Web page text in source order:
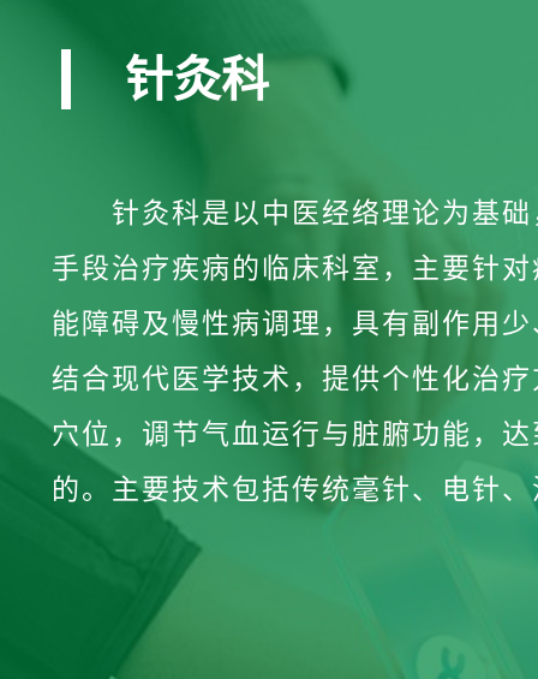
针灸科
针灸科是以中医经络理论为基
手段治疗疾病的临床科室，主要针
能障碍及慢性病调理，具有副作用
结合现代医学技术，提供个性化治
穴位，调节气血运行与脏腑功能，
的。主要技术包括传统毫针、电针